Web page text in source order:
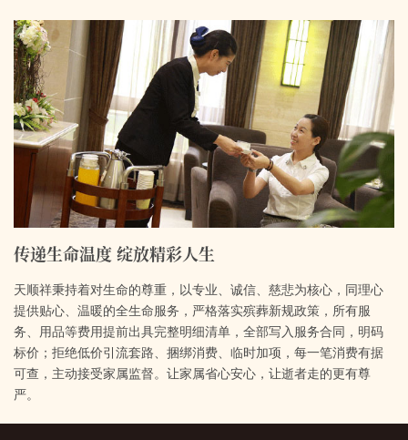
传递生命温度 绽放精彩人生
天顺祥秉持着对生命的尊重，以专业、诚信、慈悲为核心，同理心
提供贴心、温暖的全生命服务，严格落实殡葬新规政策，所有服
务、用品等费用提前出具完整明细清单，全部写入服务合同，明码
标价；拒绝低价引流套路、捆绑消费、临时加项，每一笔消费有据
可查，主动接受家属监督。让家属省心安心，让逝者走的更有尊
严。